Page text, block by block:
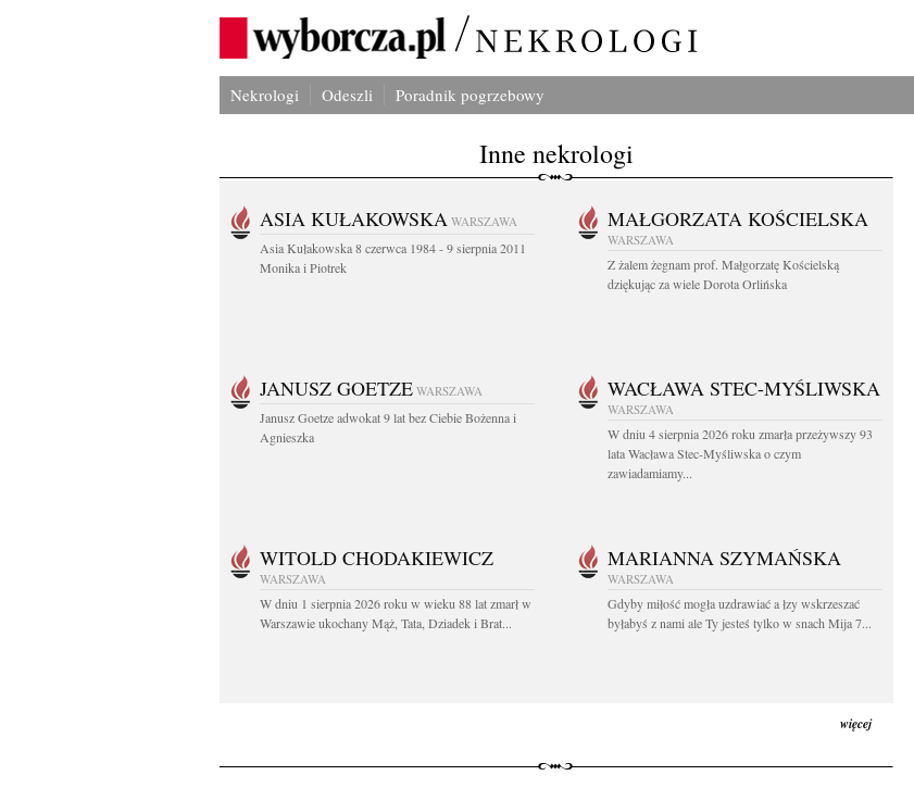
Nekrologi Odeszli Poradnik pogrzebowy
Inne nekrologi
ASIA KUŁAKOWSKA WARSZAWA
Asia Kułakowska 8 czerwca 1984 - 9 sierpnia 2011
Monika i Piotrek
MAŁGORZATA KOŚCIELSKA
WARSZAWA
Z żalem żegnam prof. Małgorzatę Kościelską
dziękując za wiele Dorota Orlińska
JANUSZ GOETZE WARSZAWA
Janusz Goetze adwokat 9 lat bez Ciebie Bożenna i
Agnieszka
WACŁAWA STEC-MYŚLIWSKA
WARSZAWA
W dniu 4 sierpnia 2026 roku zmarła przeżywszy 93
lata Wacława Stec-Myśliwska o czym
zawiadamiamy...
WITOLD CHODAKIEWICZ
WARSZAWA
W dniu 1 sierpnia 2026 roku w wieku 88 lat zmarł w
Warszawie ukochany Mąż, Tata, Dziadek i Brat...
MARIANNA SZYMAŃSKA
WARSZAWA
Gdyby miłość mogła uzdrawiać a łzy wskrzeszać
byłabyś z nami ale Ty jesteś tylko w snach Mija 7...
więcej